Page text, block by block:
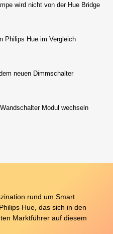
wird nicht von der Hue Bridge
Philips Hue im Vergleich
neuen Dimmschalter
Modul wechseln
rund um Smart
Hue, das sich in den
Marktführer auf diesem